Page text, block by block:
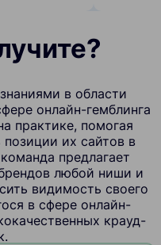
в области
онлайн-гемблинга
практике, помогая
их сайтов в
предлагает
любой ниши и
видимость своего
в сфере онлайн-
крауд-